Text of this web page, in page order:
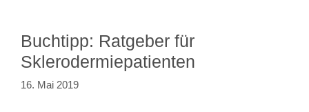
Buchtipp: Ratgeber für
Sklerodermiepatienten
16. Mai 2019